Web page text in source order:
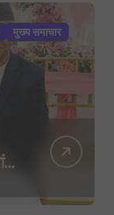
मुख्य समाचार